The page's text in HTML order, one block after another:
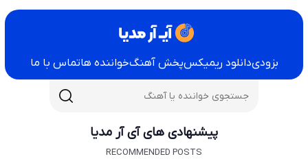
بزودیدانلود ریمیکسپخش آهنگخواننده هاتماس با ما
پیشنهادی های آی آر مدیا
RECOMMENDED POSTS